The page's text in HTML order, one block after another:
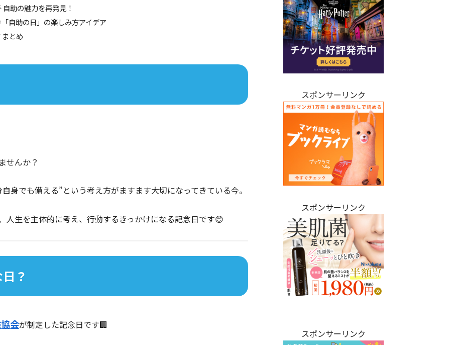
自助の魅力を再発見！
自助の日」の楽しみ方アイデア
まとめ
せんか？
身でも備える”という考え方がますます大切になってきている今。
人生を主体的に考え、行動するきっかけになる記念日です😊
？
会が制定した記念日です🏢
スポンサーリンク
スポンサーリンク
スポンサーリンク